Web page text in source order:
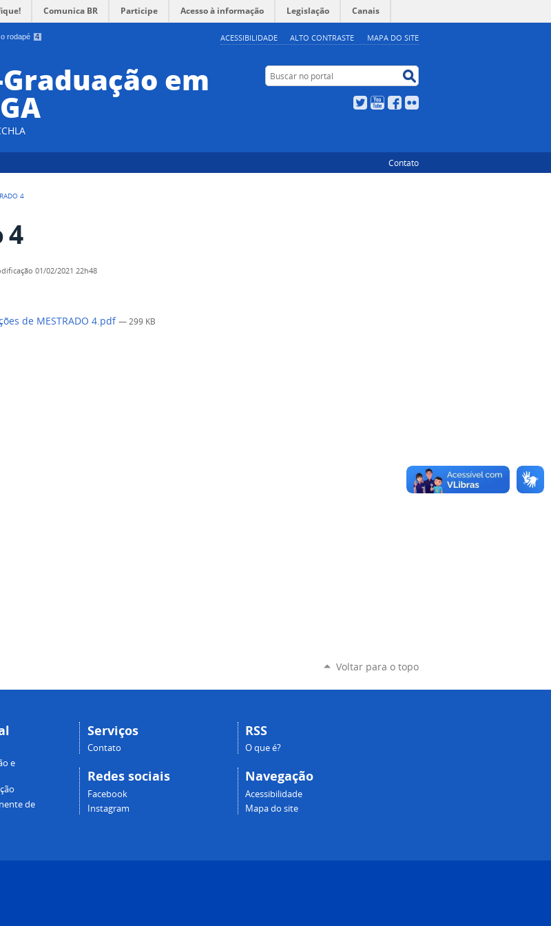
rodapé 4 ACESSIBILIDADE ALTO CONTRASTE MAPA DO SITE
Comunica BR Participe Acesso à informação Legislação Canais
em Buscar no portal
TwitterYouTubeFacebook
Contato
4
4
01/02/2021 22h48
de MESTRADO 4.pdf— 299 KB
Voltar para o topo
e
de
Serviços
Contato
Redes sociais
Facebook
Instagram
RSS
O que é?
Navegação
Acessibilidade
Mapa do site